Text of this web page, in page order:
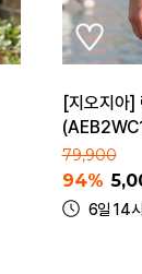
[지오지아]
79,900
94%
6일 14